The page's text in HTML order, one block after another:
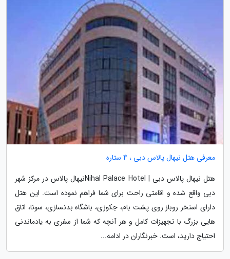
معرفی هتل نیهال پالاس دبی ، 4 ستاره
هتل نیهال پالاس دبی | Nihal Palace Hotelنیهال پالاس در مرکز شهر
دبی واقع شده و اقامتی راحت برای شما فراهم نموده است. این هتل
دارای استخر روباز روی پشت بام، جکوزی، باشگاه بدنسازی، سونا، اتاق
هایی بزرگ با تجهیزات کامل و هر آنچه که شما از سفری به یادماندنی
احتیاج دارید، است. خبرنگاران در ادامه...